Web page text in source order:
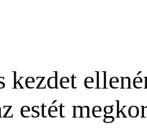
kezdet
estét